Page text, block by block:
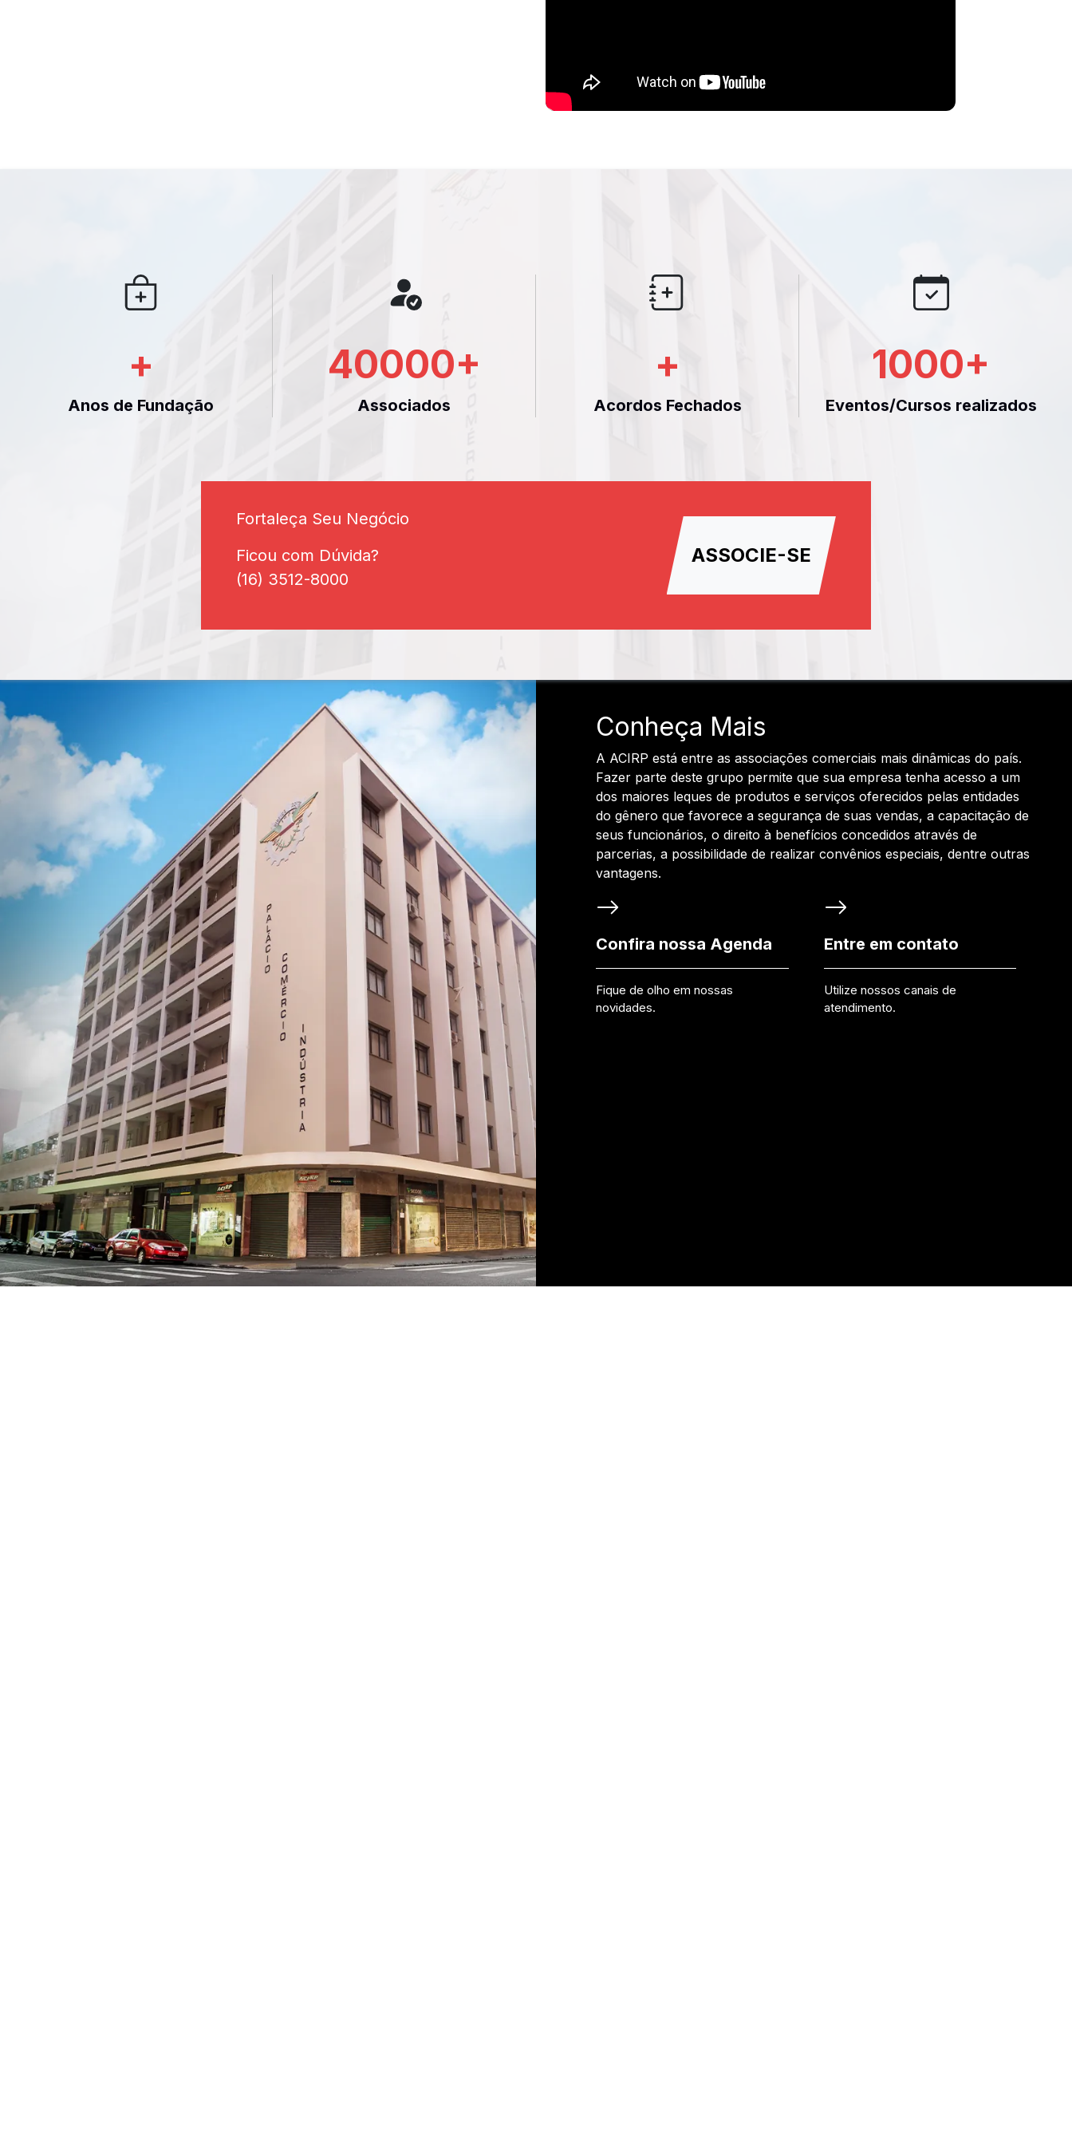
+
Anos de Fundação
40000+
Associados
+
Acordos Fechados
1000+
Eventos/Cursos realizados
Fortaleça Seu Negócio
Ficou com Dúvida?
(16) 3512-8000
ASSOCIE-SE
Conheça Mais
A ACIRP está entre as associações comerciais mais dinâmicas do país.
Fazer parte deste grupo permite que sua empresa tenha acesso a um
dos maiores leques de produtos e serviços oferecidos pelas entidades
do gênero que favorece a segurança de suas vendas, a capacitação de
seus funcionários, o direito à benefícios concedidos através de
parcerias, a possibilidade de realizar convênios especiais, dentre outras
vantagens.
Confira nossa Agenda
Fique de olho em nossas
novidades.
Entre em contato
Utilize nossos canais de
atendimento.